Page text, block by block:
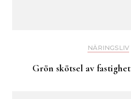
NÄRINGSLIV
Grön skötsel av